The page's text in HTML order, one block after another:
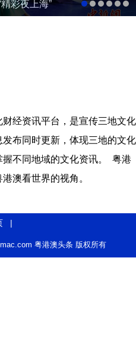
彩夜上海”
经资讯平台，是宣传三地文化
布同时更新，体现三地的文化
不同地域的文化资讯。 粤港
澳看世界的视角。
|
粤港澳头条 版权所有